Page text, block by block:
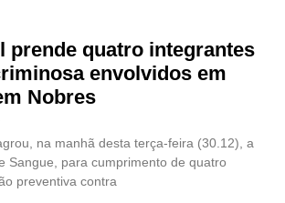
prende quatro integrantes
envolvidos em
Nobres
na manhã desta terça-feira (30.12), a
Sangue, para cumprimento de quatro
preventiva contra